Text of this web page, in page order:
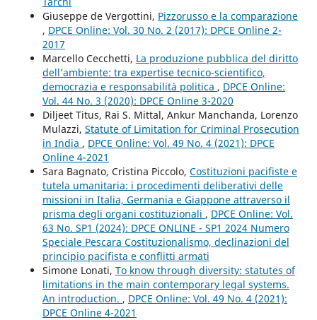
Giuseppe de Vergottini, Pizzorusso e la comparazione
, DPCE Online: Vol. 30 No. 2 (2017): DPCE Online 2-
2017
Marcello Cecchetti, La produzione pubblica del diritto
dell’ambiente: tra expertise tecnico-scientifico,
democrazia e responsabilità politica , DPCE Online:
Vol. 44 No. 3 (2020): DPCE Online 3-2020
Diljeet Titus, Rai S. Mittal, Ankur Manchanda, Lorenzo
Mulazzi, Statute of Limitation for Criminal Prosecution
in India , DPCE Online: Vol. 49 No. 4 (2021): DPCE
Online 4-2021
Sara Bagnato, Cristina Piccolo, Costituzioni pacifiste e
tutela umanitaria: i procedimenti deliberativi delle
missioni in Italia, Germania e Giappone attraverso il
prisma degli organi costituzionali , DPCE Online: Vol.
63 No. SP1 (2024): DPCE ONLINE - SP1 2024 Numero
Speciale Pescara Costituzionalismo, declinazioni del
principio pacifista e conflitti armati
Simone Lonati, To know through diversity: statutes of
limitations in the main contemporary legal systems.
An introduction. , DPCE Online: Vol. 49 No. 4 (2021):
DPCE Online 4-2021